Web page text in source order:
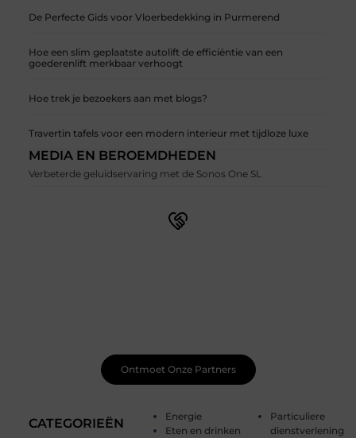
De Perfecte Gids voor Vloerbedekking in Purmerend
Hoe een slim geplaatste autolift de efficiëntie van een
goederenlift merkbaar verhoogt
Hoe trek je bezoekers aan met blogs?
Travertin tafels voor een modern interieur met tijdloze luxe
CATEGORIEËN
Energie
Eten en drinken
Particuliere
dienstverlening
MEDIA EN BEROEMDHEDEN
Verbeterde geluidservaring met de Sonos One SL
Ontmoet Onze Partners